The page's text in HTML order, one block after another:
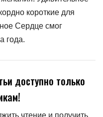
короткие для
Сердце смог
года.
доступно только
чтение и получить